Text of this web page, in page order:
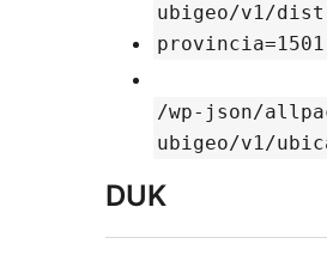
ubigeo/v1/
provincia=1501
/wp-json/
ubigeo/v1/
DUK